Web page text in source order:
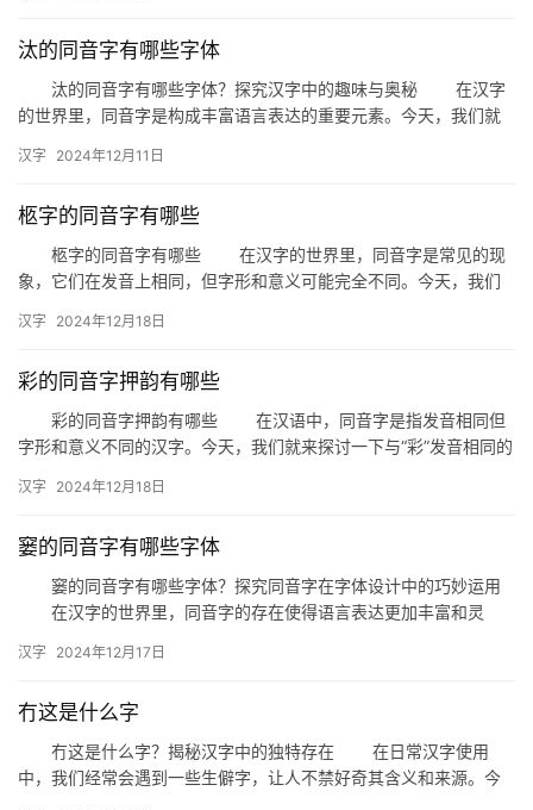
汰的同音字有哪些字体
汰的同音字有哪些字体？探究汉字中的趣味与奥秘 在汉字
的世界里，同音字是构成丰富语言表达的重要元素。今天，我们就
…
汉字 2024年12月11日
柩字的同音字有哪些
柩字的同音字有哪些 在汉字的世界里，同音字是常见的现
象，它们在发音上相同，但字形和意义可能完全不同。今天，我们
用…
汉字 2024年12月18日
彩的同音字押韵有哪些
彩的同音字押韵有哪些 在汉语中，同音字是指发音相同但
字形和意义不同的汉字。今天，我们就来探讨一下与“彩”发音相同的
汉字 2024年12月18日
窭的同音字有哪些字体
窭的同音字有哪些字体？探究同音字在字体设计中的巧妙运用
在汉字的世界里，同音字的存在使得语言表达更加丰富和灵
同…
汉字 2024年12月17日
冇这是什么字
冇这是什么字？揭秘汉字中的独特存在 在日常汉字使用
中，我们经常会遇到一些生僻字，让人不禁好奇其含义和来源。今